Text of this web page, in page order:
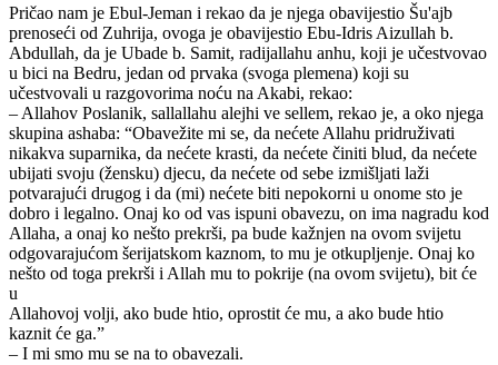
Pričao nam je Ebul-Jeman i rekao da je njega obavijestio Šu'ajb
prenoseći od Zuhrija, ovoga je obavijestio Ebu-Idris Aizullah b.
Abdullah, da je Ubade b. Samit, radijallahu anhu, koji je učestvovao
u bici na Bedru, jedan od prvaka (svoga plemena) koji su
učestvovali u razgovorima noću na Akabi, rekao:
– Allahov Poslanik, sallallahu alejhi ve sellem, rekao je, a oko njega
skupina ashaba: “Obavežite mi se, da nećete Allahu pridruživati
nikakva suparnika, da nećete krasti, da nećete činiti blud, da nećete
ubijati svoju (žensku) djecu, da nećete od sebe izmišljati laži
potvarajući drugog i da (mi) nećete biti nepokorni u onome sto je
dobro i legalno. Onaj ko od vas ispuni obavezu, on ima nagradu kod
Allaha, a onaj ko nešto prekrši, pa bude kažnjen na ovom svijetu
odgovarajućom šerijatskom kaznom, to mu je otkupljenje. Onaj ko
nešto od toga prekrši i Allah mu to pokrije (na ovom svijetu), bit će
u
Allahovoj volji, ako bude htio, oprostit će mu, a ako bude htio
kaznit će ga.”
– I mi smo mu se na to obavezali.